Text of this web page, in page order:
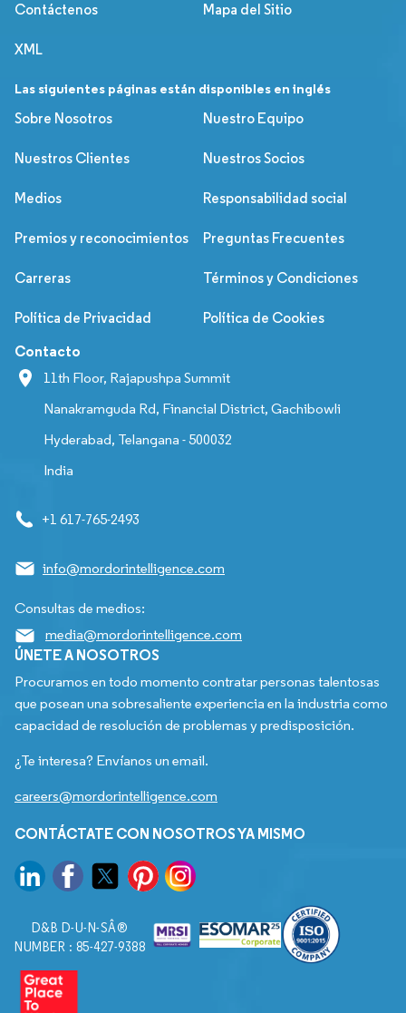
Contáctenos Mapa del Sitio
XML
Las siguientes páginas están disponibles en inglés
Sobre Nosotros
Nuestro Equipo
Nuestros Clientes Nuestros Socios
Medios Responsabilidad social
Premios y reconocimientos Preguntas Frecuentes
Carreras Términos y Condiciones
Política de Privacidad Política de Cookies
Contacto
11th Floor, Rajapushpa Summit
Nanakramguda Rd, Financial District, Gachibowli
Hyderabad, Telangana - 500032
India
+1 617-765-2493
info@mordorintelligence.com
Consultas de medios:
media@mordorintelligence.com
ÚNETE A NOSOTROS
Procuramos en todo momento contratar personas talentosas
que posean una sobresaliente experiencia en la industria como
capacidad de resolución de problemas y predisposición.
¿Te interesa? Envíanos un email.
careers@mordorintelligence.com
CONTÁCTATE CON NOSOTROS YA MISMO
D&B D-U-N-SÂ®
NUMBER : 85-427-9388